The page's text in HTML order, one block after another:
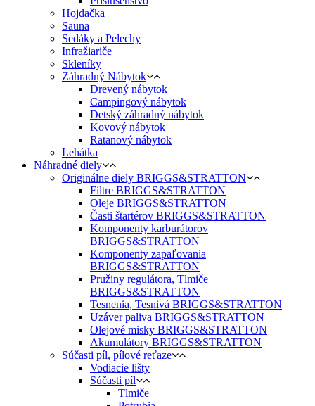
Hojdačka
Sauna
Sedáky a Pelechy
Infražiariče
Skleníky
Záhradný Nábytok
Drevený nábytok
Campingový nábytok
Detský záhradný nábytok
Kovový nábytok
Ratanový nábytok
Lehátka
Náhradné diely
Originálne diely BRIGGS&STRATTON
Filtre BRIGGS&STRATTON
Oleje BRIGGS&STRATTON
Časti štartérov BRIGGS&STRATTON
Komponenty karburátorov
BRIGGS&STRATTON
Komponenty zapaľovania
BRIGGS&STRATTON
Pružiny regulátora, Tlmiče
BRIGGS&STRATTON
Tesnenia, Tesnivá BRIGGS&STRATTON
Uzáver paliva BRIGGS&STRATTON
Olejové misky BRIGGS&STRATTON
Akumulátory BRIGGS&STRATTON
Súčasti píl, pílové reťaze
Vodiacie lišty
Súčasti píl
Tlmiče